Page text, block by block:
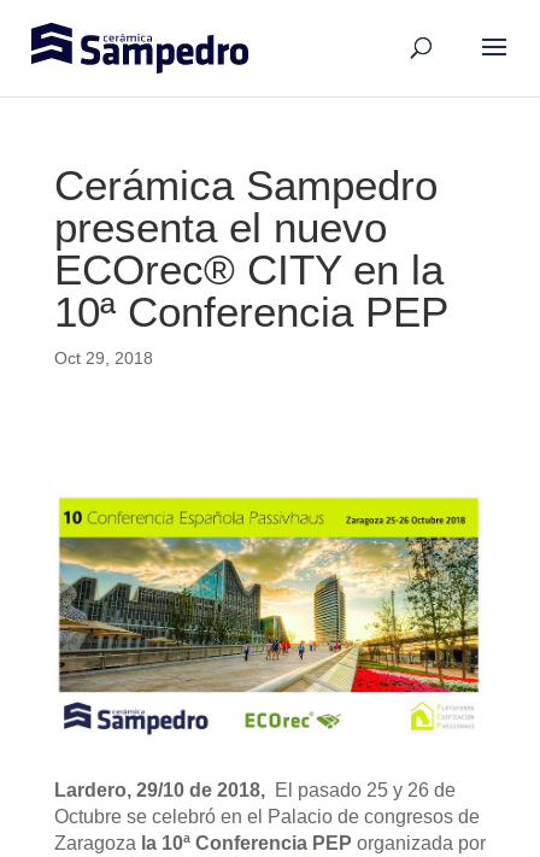
Cerámica Sampedro
presenta el nuevo
ECOrec® CITY en la
10ª Conferencia PEP
Oct 29, 2018
Lardero, 29/10 de 2018, El pasado 25 y 26 de
Octubre se celebró en el Palacio de congresos de
Zaragoza la 10ª Conferencia PEP organizada por